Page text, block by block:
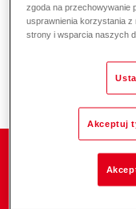
zgoda na przechowywanie
usprawnienia korzystania z
strony i wsparcia naszych
Akceptuj